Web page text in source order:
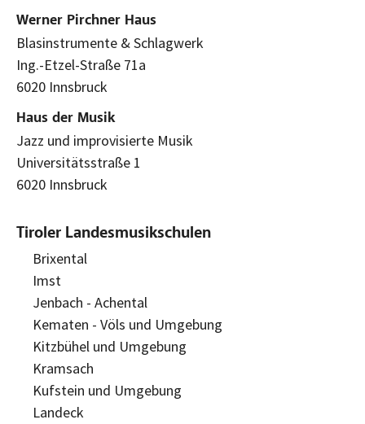
Werner Pirchner Haus
Blasinstrumente & Schlagwerk
Ing.-Etzel-Straße 71a
6020 Innsbruck
Haus der Musik
Jazz und improvisierte Musik
Universitätsstraße 1
6020 Innsbruck
Tiroler Landesmusikschulen
Brixental
Imst
Jenbach - Achental
Kematen - Völs und Umgebung
Kitzbühel und Umgebung
Kramsach
Kufstein und Umgebung
Landeck